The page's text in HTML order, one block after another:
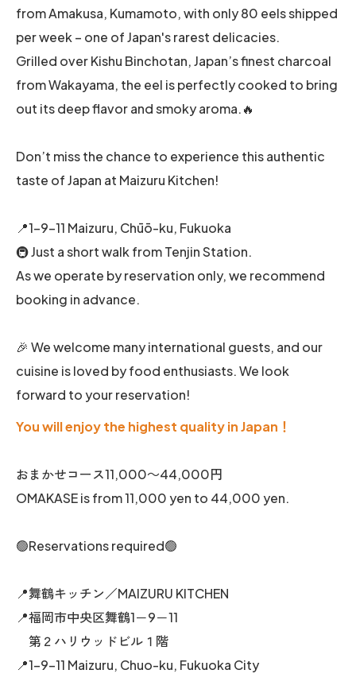
from Amakusa, Kumamoto, with only 80 eels shipped
per week – one of Japan's rarest delicacies.
Grilled over Kishu Binchotan, Japan’s finest charcoal
from Wakayama, the eel is perfectly cooked to bring
out its deep flavor and smoky aroma.🔥
Don’t miss the chance to experience this authentic
taste of Japan at Maizuru Kitchen!
📍1-9-11 Maizuru, Chūō-ku, Fukuoka
🚇 Just a short walk from Tenjin Station.
As we operate by reservation only, we recommend
booking in advance.
🎉 We welcome many international guests, and our
cuisine is loved by food enthusiasts. We look
forward to your reservation!
You will enjoy the highest quality in Japan！
おまかせコース11,000～44,000円
OMAKASE is from 11,000 yen to 44,000 yen.
🟢Reservations required🟢
📍舞鶴キッチン／MAIZURU KITCHEN
📍福岡市中央区舞鶴1－9－11
第２ハリウッドビル１階
📍1-9-11 Maizuru, Chuo-ku, Fukuoka City